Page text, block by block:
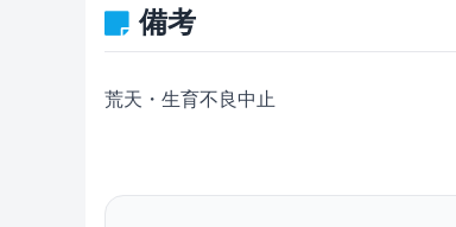
備考
荒天・生育不良中止